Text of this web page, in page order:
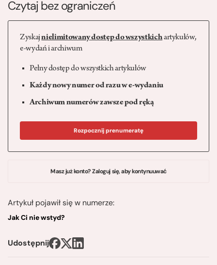
Czytaj bez ograniczeń
Zyskajnielimitowany dostęp do wszystkichartykułów,
e-wydań i archiwum
Pełny dostęp do wszystkich artykułów
Każdy nowy numer od razu w e-wydaniu
Archiwum numerów zawsze pod ręką
Rozpocznij prenumeratę
Masz już konto? Zaloguj się, aby kontynuuwać
Artykuł pojawił się w numerze:
Jak Ci nie wstyd?
Udostępnij